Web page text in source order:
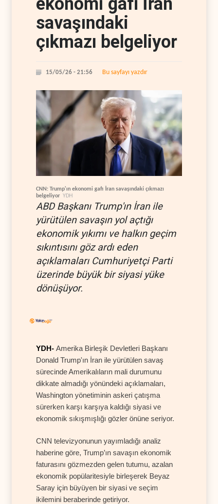
savaşındaki
çıkmazı belgeliyor
15/05/26 - 21:56 Bu sayfayı yazdır
CNN: Trump'ın ekonomi gafı İran savaşındaki çıkmazı
belgeliyor YDH
ABD Başkanı Trump'ın İran ile
yürütülen savaşın yol açtığı
ekonomik yıkımı ve halkın geçim
sıkıntısını göz ardı eden
açıklamaları Cumhuriyetçi Parti
üzerinde büyük bir siyasi yüke
dönüşüyor.
YDH- Amerika Birleşik Devletleri Başkanı
Donald Trump'ın İran ile yürütülen savaş
sürecinde Amerikalıların mali durumunu
dikkate almadığı yönündeki açıklamaları,
Washington yönetiminin askeri çatışma
sürerken karşı karşıya kaldığı siyasi ve
ekonomik sıkışmışlığı gözler önüne seriyor.
CNN televizyonunun yayımladığı analiz
haberine göre, Trump’ın savaşın ekonomik
faturasını gözmezden gelen tutumu, azalan
ekonomik popülaritesiyle birleşerek Beyaz
Saray için büyüyen bir siyasi ve seçim
ikilemini beraberinde getiriyor.